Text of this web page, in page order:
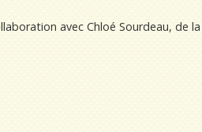
avec Chloé Sourdeau, de la